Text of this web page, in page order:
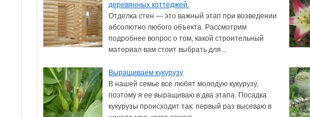
деревянных коттеджей.
Отделка стен — это важный этап при возведении
абсолютно любого объекта. Рассмотрим
подробнее вопрос о том, какой строительный
материал вам стоит выбрать для...
Выращиваем кукурузу
В нашей семье все любят молодую кукурузу,
поэтому я ее выращиваю в два этапа. Посадка
кукурузы происходит так: первый раз высеваю в